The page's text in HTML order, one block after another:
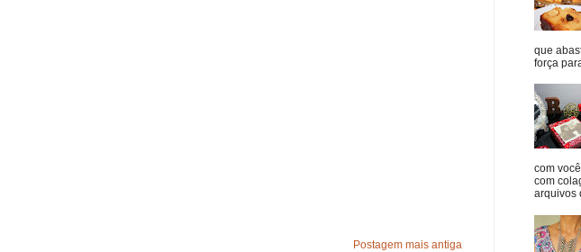
Postagem mais antiga
que
força
com
com
arquivos